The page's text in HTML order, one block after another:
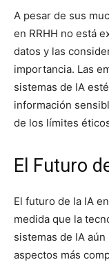
A pesar de sus
en RRHH no está
datos y las
importancia. Las
sistemas de IA
información
de los límites
El Futuro
El futuro de la IA
medida que la
sistemas de IA
aspectos más